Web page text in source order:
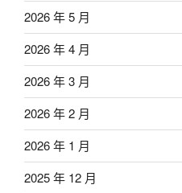
2026 年 5 月
2026 年 4 月
2026 年 3 月
2026 年 2 月
2026 年 1 月
2025 年 12 月